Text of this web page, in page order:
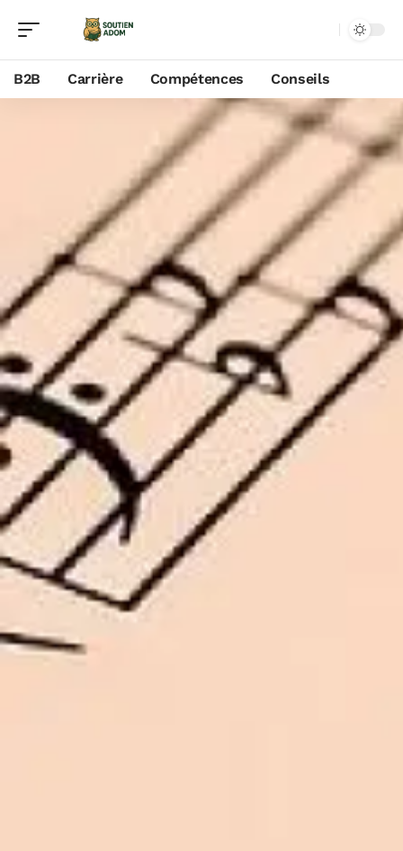
B2B Carrière Compétences Conseils